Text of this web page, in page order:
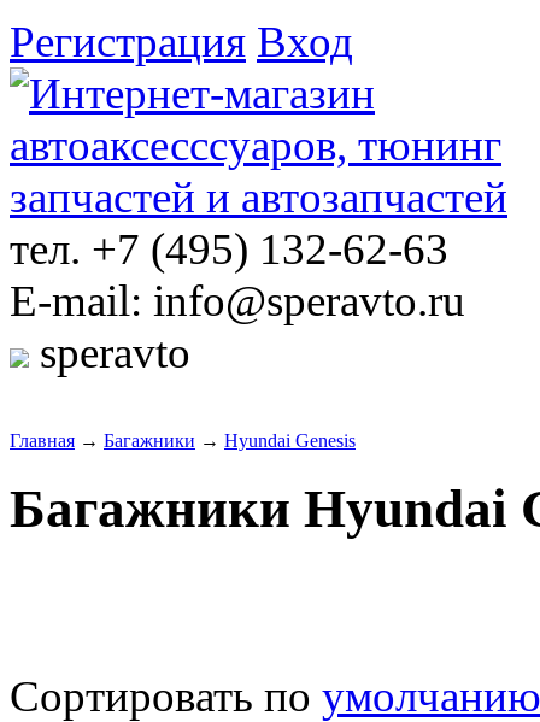
Регистрация Вход
тел. +7 (495) 132-62-63
E-mail: info@speravto.ru
speravto
Главная → Багажники → Hyundai Genesis
Багажники Hyundai
Сортировать по умолчанию